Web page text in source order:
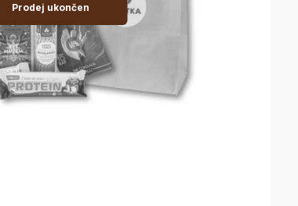
Prodej ukončen